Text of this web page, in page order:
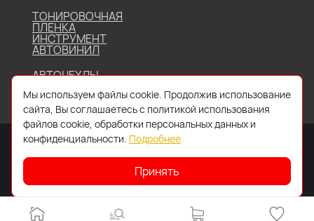
ТОНИРОВОЧНАЯ
ПЛЕНКА
ИНСТРУМЕНТ
АВТОВИНИЛ
АВТОЧЕХЛЫ
2026 © Все права защищены. Работает наIDIGI
Мы используем файлы cookie. Продолжив использование
сайта, Вы соглашаетесь с политикой использования
файлов cookie, обработки персональных данных и
конфиденциальности. Подробнее
Принять